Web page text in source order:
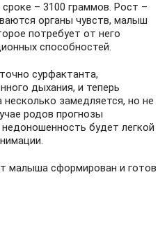
– 3100 граммов. Рост –
органы чувств, малыш
потребует от него
способностей.
сурфактанта,
дыхания, и теперь
замедляется, но не
родов прогнозы
будет легкой
малыша сформирован и готов